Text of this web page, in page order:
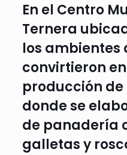
En el Centro
Ternera
los ambientes
convirtieron
producción
donde se
de panadería
galletas y